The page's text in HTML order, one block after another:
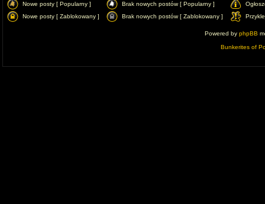
Nowe posty [ Popularny ]
Brak nowych postów [ Popularny ]
Nowe posty [ Zablokowany ]
Brak nowych postów [ Zablokowany ]
Powered by phpBB
Bunkerites of